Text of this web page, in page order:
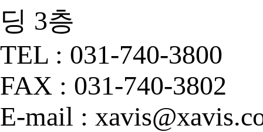
딩 3층
TEL : 031-740-3800
FAX : 031-740-3802
E-mail :